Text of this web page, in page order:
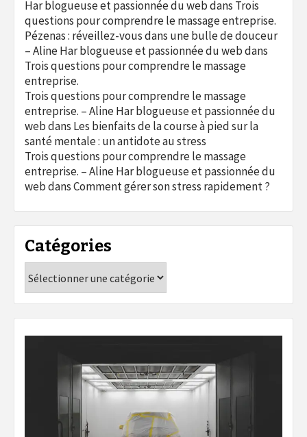
Har blogueuse et passionnée du webdans Trois
questions pour comprendre le massage entreprise.
Pézenas : réveillez-vous dans une bulle de douceur
– Aline Har blogueuse et passionnée du webdans
Trois questions pour comprendre le massage
entreprise.
Trois questions pour comprendre le massage
entreprise. – Aline Har blogueuse et passionnée du
webdans Les bienfaits de la course à pied sur la
santé mentale : un antidote au stress
Trois questions pour comprendre le massage
entreprise. – Aline Har blogueuse et passionnée du
webdansComment gérer son stress rapidement ?
Catégories